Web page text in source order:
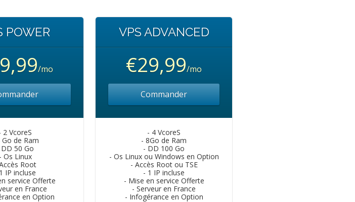
POWER
/mo
2 VcoreS
Go de Ram
50 Go
- Os Linux
Root
IP incluse
service Offerte
en France
en Option
VPS ADVANCED
€29,99/mo
Commander
- 4 VcoreS
- 8Go de Ram
- DD 100 Go
- Os Linux ou Windows en Option
- Accès Root ou TSE
- 1 IP incluse
- Mise en service Offerte
- Serveur en France
- Infogérance en Option